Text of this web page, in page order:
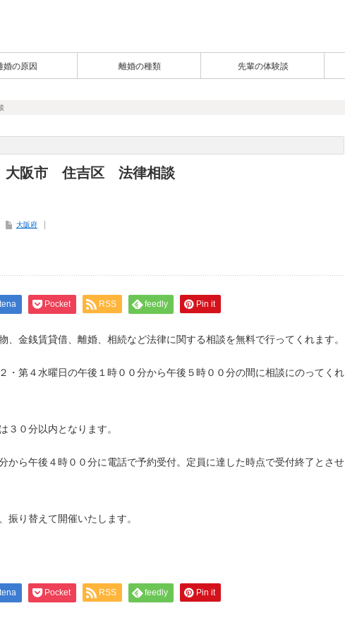
婚の原因 離婚の種類 先輩の体験談
大阪市 住吉区 法律相談
大阪府
Pocket RSS feedly Pin it
、金銭賃貸借、離婚、相続など法律に関する相談を無料で行ってくれます。
・第４水曜日の午後１時００分から午後５時００分の間に相談にのってくれ
３０分以内となります。
から午後４時００分に電話で予約受付。定員に達した時点で受付終了とさせ
振り替えて開催いたします。
Pocket RSS feedly Pin it